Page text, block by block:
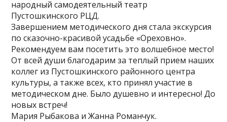
народный самодеятельный театр
Пустошкинского РЦД.
Завершением методического дня стала экскурсия
по сказочно-красивой усадьбе «Ореховно».
Рекомендуем вам посетить это волшебное место!
От всей души благодарим за теплый прием наших
коллег из Пустошкинского районного центра
культуры, а также всех, кто принял участие в
методическом дне. Было душевно и интересно! До
новых встреч!
Мария Рыбакова и Жанна Романчук.